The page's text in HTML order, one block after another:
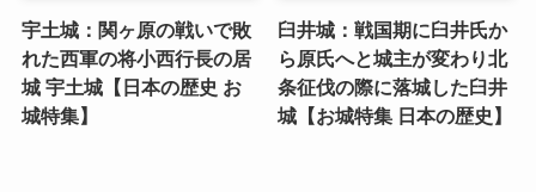
宇土城：関ヶ原の戦いで敗
れた西軍の将小西行長の居
城 宇土城【日本の歴史 お
城特集】
臼井城：戦国期に臼井氏か
ら原氏へと城主が変わり北
条征伐の際に落城した臼井
城【お城特集 日本の歴史】